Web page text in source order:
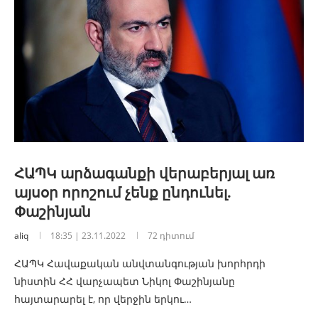
ՀԱՊԿ արձագանքի վերաբերյալ առ
այսօր որոշում չենք ընդունել.
Փաշինյան
aliq 18:35 | 23.11.2022 72 դիտում
ՀԱՊԿ Հավաքական անվտանգության խորհրդի
նիստին ՀՀ վարչապետ Նիկոլ Փաշինյանը
հայտարարել է, որ վերջին երկու…